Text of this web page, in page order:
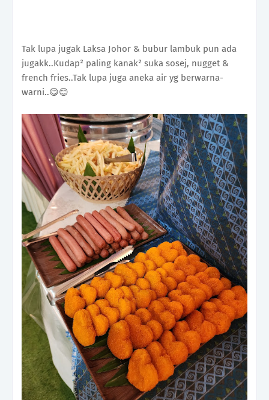
Tak lupa jugak Laksa Johor & bubur lambuk pun ada
jugakk..Kudap² paling kanak² suka sosej, nugget &
french fries..Tak lupa juga aneka air yg berwarna-
warni..😋😊